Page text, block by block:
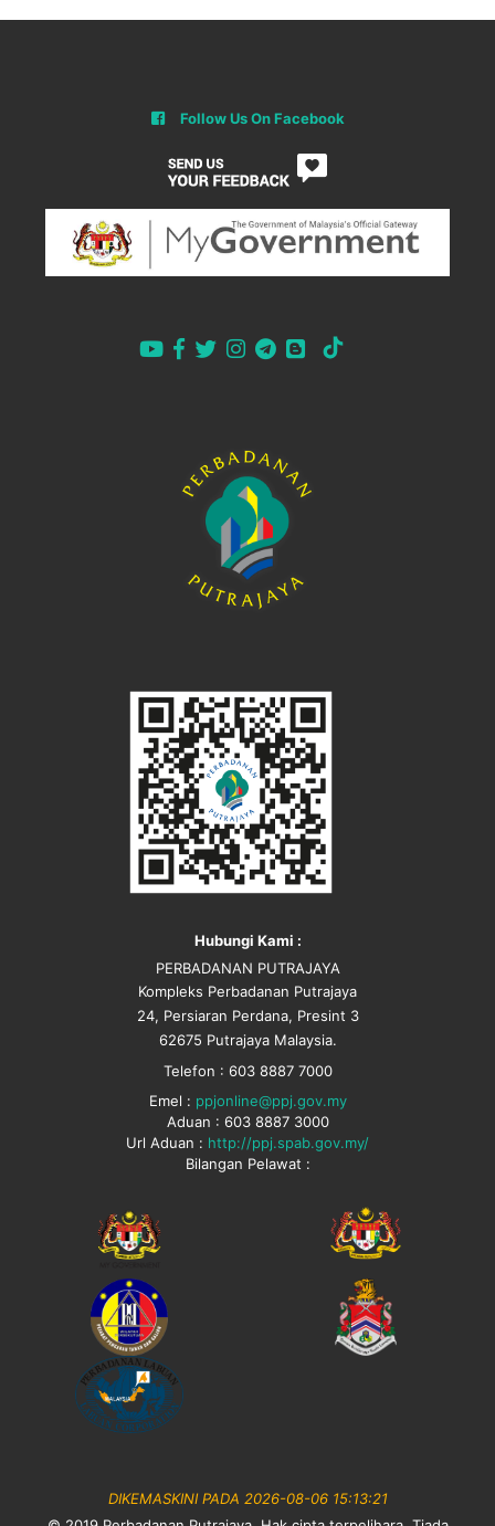
Follow Us On Facebook
Hubungi Kami :
PERBADANAN PUTRAJAYA
Kompleks Perbadanan Putrajaya
24, Persiaran Perdana, Presint 3
62675 Putrajaya Malaysia.
Telefon : 603 8887 7000
Emel : ppjonline@ppj.gov.my
Aduan : 603 8887 3000
Url Aduan : http://ppj.spab.gov.my/
Bilangan Pelawat :
DIKEMASKINI PADA 2026-08-06 15:13:21